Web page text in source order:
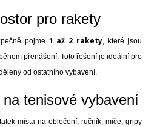
pro rakety
pojme 1 až 2 rakety, které jsou
přenášení. Toto řešení je ideální pro
od ostatního vybavení.
tenisové vybavení
místa na oblečení, ručník, míče, gripy